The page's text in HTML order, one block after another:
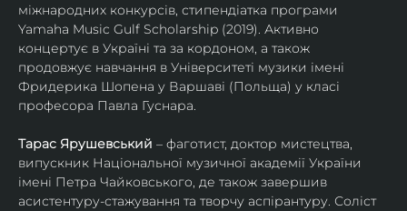
міжнародних конкурсів, стипендіатка програми
Yamaha Music Gulf Scholarship (2019). Активно
концертує в Україні та за кордоном, а також
продовжує навчання в Університеті музики імені
Фридерика Шопена у Варшаві (Польща) у класі
професора Павла Гуснара.
Тарас Ярушевський – фаготист, доктор мистецтва,
випускник Національної музичної академії України
імені Петра Чайковського, де також завершив
асистентуру-стажування та творчу аспірантуру. Соліст